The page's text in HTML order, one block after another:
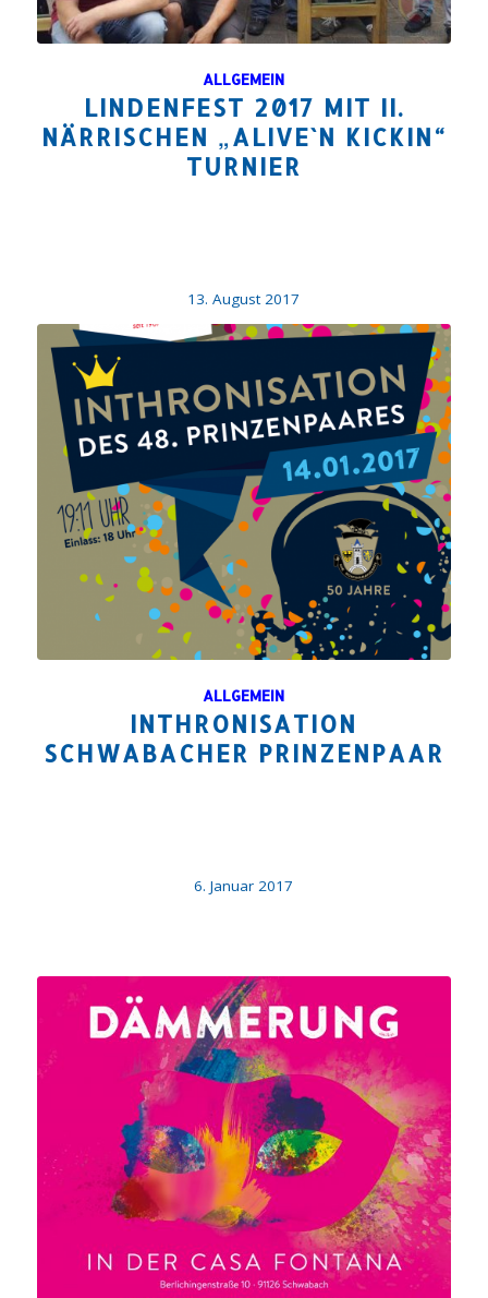
ALLGEMEIN
LINDENFEST 2017 MIT II.
NÄRRISCHEN „ALIVE`N KICKIN“
TURNIER
13. August 2017
ALLGEMEIN
INTHRONISATION
SCHWABACHER PRINZENPAAR
6. Januar 2017